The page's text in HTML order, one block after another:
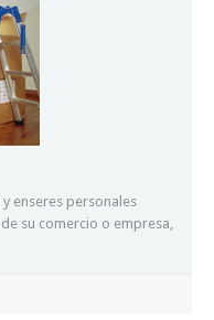
enseres personales
su comercio o empresa,